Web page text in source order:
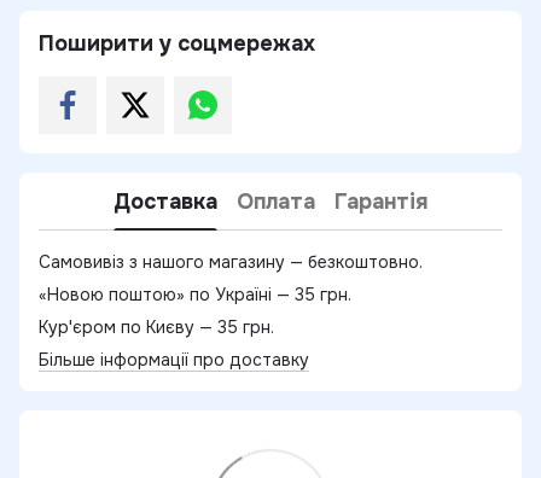
Поширити у соцмережах
Доставка Оплата Гарантія
Самовивіз з нашого магазину — безкоштовно.
«Новою поштою» по Україні — 35 грн.
Кур'єром по Києву — 35 грн.
Більше інформації про доставку